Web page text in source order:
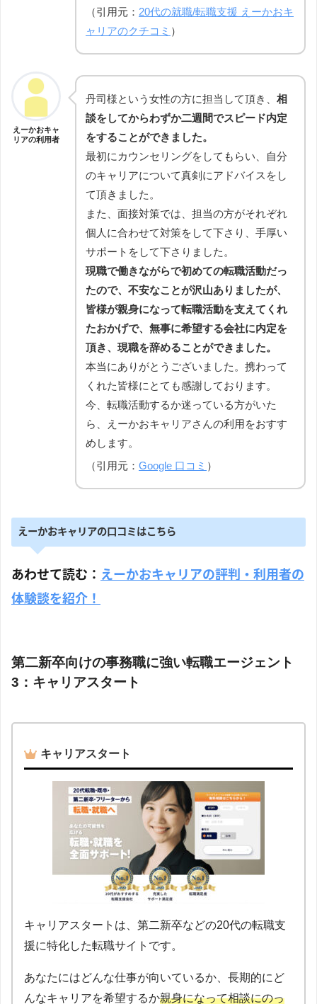
（引用元： 20代の就職/転職支援 えーかおキ
ャリアのクチコミ ）
えーかおキャ
リアの利用者
丹司様という女性の方に担当して頂き、 相
談をしてからわずか二週間でスピード内定
をすることができました。
最初にカウンセリングをしてもらい、自分
のキャリアについて真剣にアドバイスをし
て頂きました。
また、面接対策では、担当の方がそれぞれ
個人に合わせて対策をして下さり、手厚い
サポートをして下さりました。
現職で働きながらで初めての転職活動だっ
たので、不安なことが沢山ありましたが、
皆様が親身になって転職活動を支えてくれ
たおかげで、無事に希望する会社に内定を
頂き、現職を辞めることができました。
本当にありがとうございました。携わって
くれた皆様にとても感謝しております。
今、転職活動するか迷っている方がいた
ら、えーかおキャリアさんの利用をおすす
めします。
（引用元： Google 口コミ ）
えーかおキャリアの口コミはこちら
あわせて読む： えーかおキャリアの評判・利用者の
体験談を紹介！
第二新卒向けの事務職に強い転職エージェント
3：キャリアスタート
キャリアスタート
キャリアスタートは、第二新卒などの20代の転職支
援に特化した転職サイトです。
あなたにはどんな仕事が向いているか、長期的にど
んなキャリアを希望するか親身になって相談にのっ